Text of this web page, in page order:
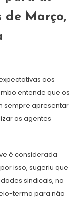
de Março,
aos
entende que os
sempre apresentar
os agentes
é considerada
isso, sugeriu que
sindicais, no
termo para não